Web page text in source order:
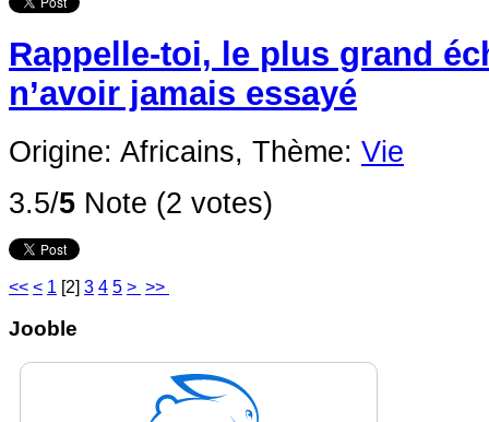
Rappelle-toi, le plus grand
n’avoir jamais essayé
Origine: Africains, Thème: Vie
3.5/5 Note (2 votes)
<< < 1 [2] 3 4 5 > >>
Jooble